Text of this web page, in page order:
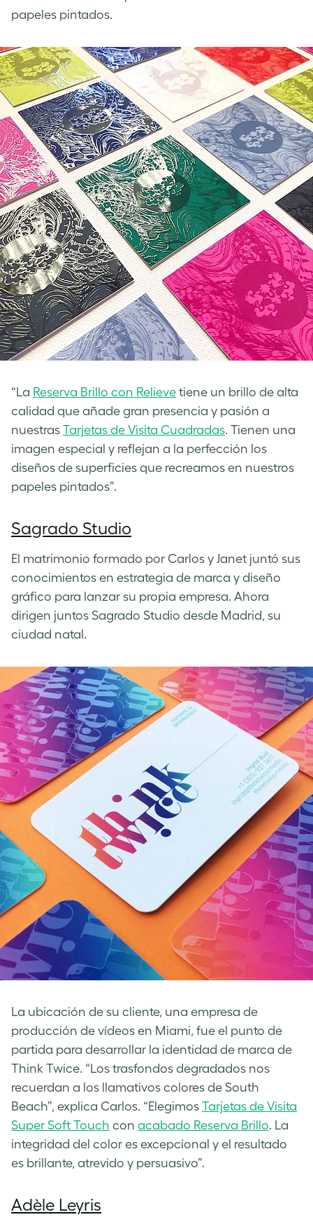
papeles pintados.
“La Reserva Brillo con Relieve tiene un brillo de alta
calidad que añade gran presencia y pasión a
nuestras Tarjetas de Visita Cuadradas. Tienen una
imagen especial y reflejan a la perfección los
diseños de superficies que recreamos en nuestros
papeles pintados”.
Sagrado Studio
El matrimonio formado por Carlos y Janet juntó sus
conocimientos en estrategia de marca y diseño
gráfico para lanzar su propia empresa. Ahora
dirigen juntos Sagrado Studio desde Madrid, su
ciudad natal.
La ubicación de su cliente, una empresa de
producción de vídeos en Miami, fue el punto de
partida para desarrollar la identidad de marca de
Think Twice. “Los trasfondos degradados nos
recuerdan a los llamativos colores de South
Beach”, explica Carlos. “Elegimos Tarjetas de Visita
Super Soft Touch con acabado Reserva Brillo. La
integridad del color es excepcional y el resultado
es brillante, atrevido y persuasivo”.
Adèle Leyris